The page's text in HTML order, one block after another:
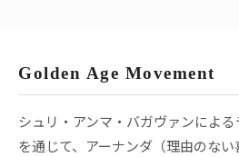
Golden Age Movement
シュリ・アンマ・バガヴァンによ
を通じて、アーナンダ（理由のな